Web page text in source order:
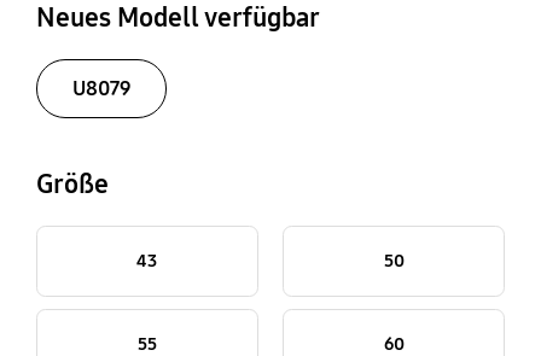
Neues Modell verfügbar
U8079
Größe
43 50
55 60